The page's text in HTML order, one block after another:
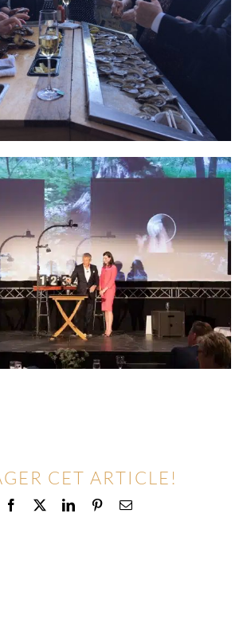
CET ARTICLE!
Facebook LinkedInPinterestEmail